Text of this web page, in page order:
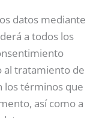
datos mediante
a todos los
al tratamiento de
los términos que
así como a